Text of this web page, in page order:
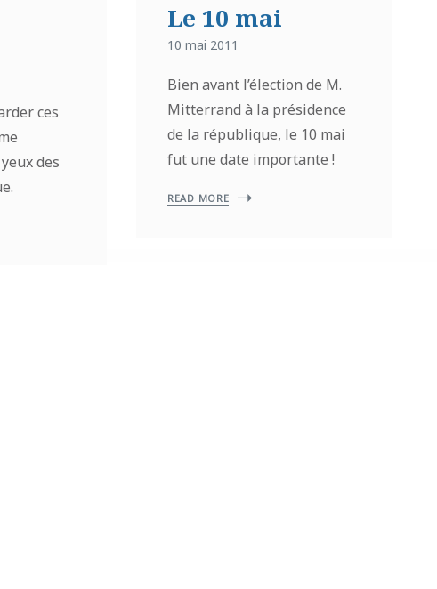
ces
des
Le 10 mai
10 mai 2011
Bien avant l’élection de M.
Mitterrand à la présidence
de la république, le 10 mai
fut une date importante !
READ MORE